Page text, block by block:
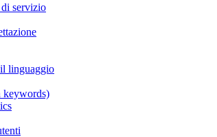
di servizio
linguaggio
keywords)